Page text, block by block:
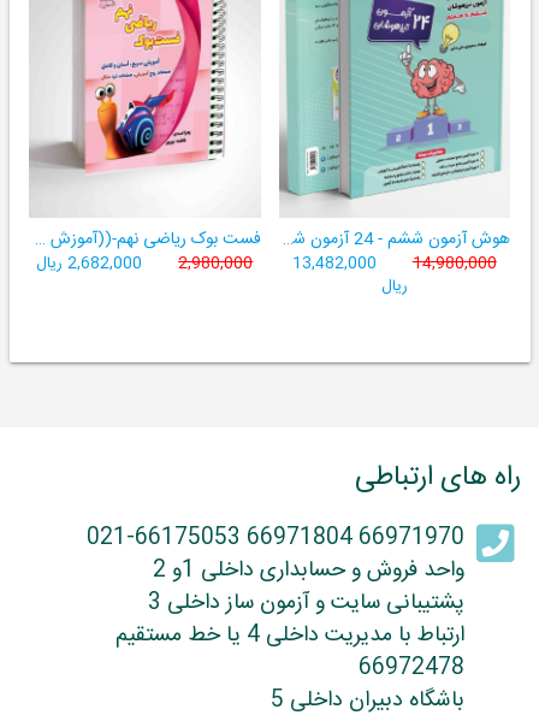
هوش آزمون ششم - 24 آزمون شبیه ساز تیزهوشان
14,980,000
13,482,000
ریال
فست بوک ریاضی نهم-((آموزش سریع، آسان و کامل ریاضی پایۀ نهم))
2,980,000 2,682,000 ریال
راه های ارتباطی
66971970 66971804 021-66175053
واحد فروش و حسابداری داخلی 1و 2
پشتیبانی سایت و آزمون ساز داخلی 3
ارتباط با مدیریت داخلی 4 یا خط مستقیم
66972478
باشگاه دبیران داخلی 5